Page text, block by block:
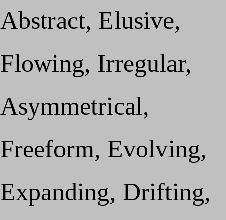
Abstract, Elusive,
Flowing, Irregular,
Asymmetrical,
Freeform, Evolving,
Expanding, Drifting,